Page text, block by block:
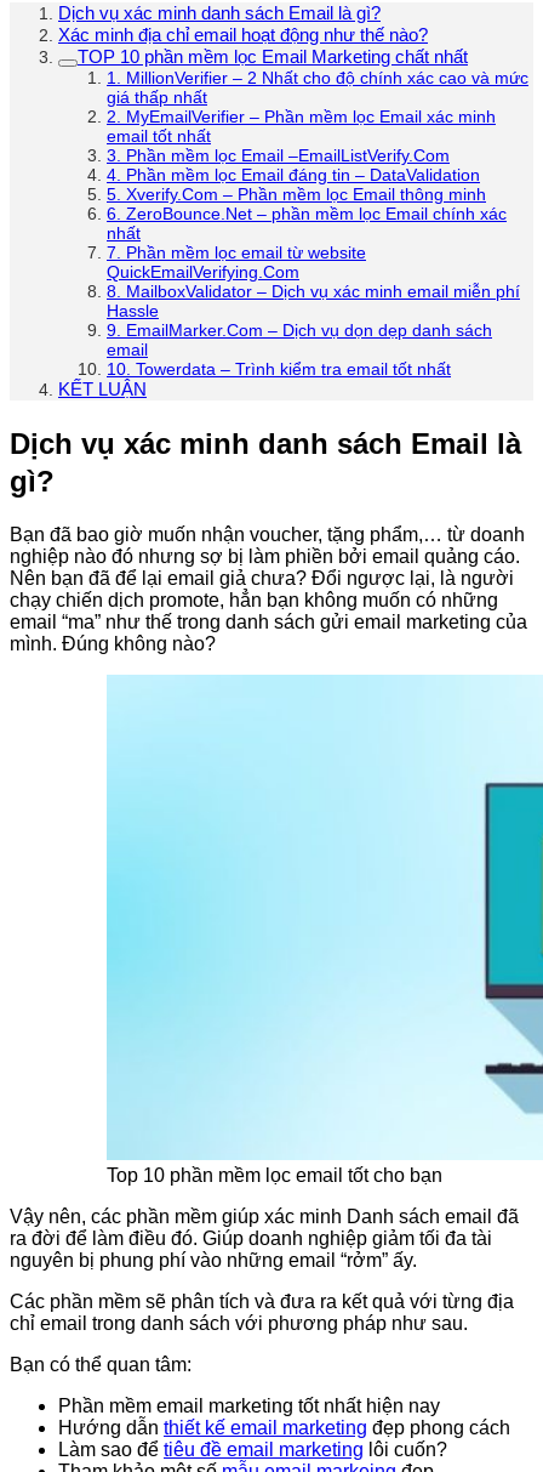
Dịch vụ xác minh danh sách Email là gì?
Xác minh địa chỉ email hoạt động như thế nào?
TOP 10 phần mềm lọc Email Marketing chất nhất
1. MillionVerifier – 2 Nhất cho độ chính xác cao và mức
giá thấp nhất
2. MyEmailVerifier – Phần mềm lọc Email xác minh
email tốt nhất
3. Phần mềm lọc Email –EmailListVerify.Com
4. Phần mềm lọc Email đáng tin – DataValidation
5. Xverify.Com – Phần mềm lọc Email thông minh
6. ZeroBounce.Net – phần mềm lọc Email chính xác
nhất
7. Phần mềm lọc email từ website
QuickEmailVerifying.Com
8. MailboxValidator – Dịch vụ xác minh email miễn phí
Hassle
9. EmailMarker.Com – Dịch vụ dọn dẹp danh sách
email
10. Towerdata – Trình kiểm tra email tốt nhất
KẾT LUẬN
Dịch vụ xác minh danh sách Email là
gì?
Bạn đã bao giờ muốn nhận voucher, tặng phẩm,… từ doanh
nghiệp nào đó nhưng sợ bị làm phiền bởi email quảng cáo.
Nên bạn đã để lại email giả chưa? Đổi ngược lại, là người
chạy chiến dịch promote, hẳn bạn không muốn có những
email “ma” như thế trong danh sách gửi email marketing của
mình. Đúng không nào?
Top 10 phần mềm lọc email tốt cho bạn
Vậy nên, các phần mềm giúp xác minh Danh sách email đã
ra đời để làm điều đó. Giúp doanh nghiệp giảm tối đa tài
nguyên bị phung phí vào những email “rởm” ấy.
Các phần mềm sẽ phân tích và đưa ra kết quả với từng địa
chỉ email trong danh sách với phương pháp như sau.
Bạn có thể quan tâm:
Phần mềm email marketing tốt nhất hiện nay
Hướng dẫn thiết kế email marketing đẹp phong cách
Làm sao để tiêu đề email marketing lôi cuốn?